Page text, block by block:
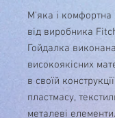
М'яка і комфортна
від виробника
Гойдалка
високоякісних
в своїй
пластмасу,
металеві елементи.